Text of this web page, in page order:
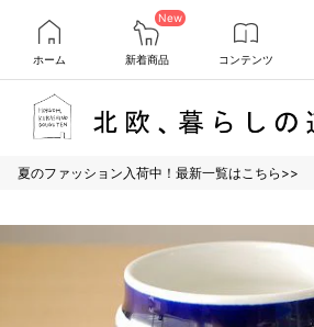
ホーム
New
新着商品 コンテンツ
夏のファッション入荷中！最新一覧はこちら>>